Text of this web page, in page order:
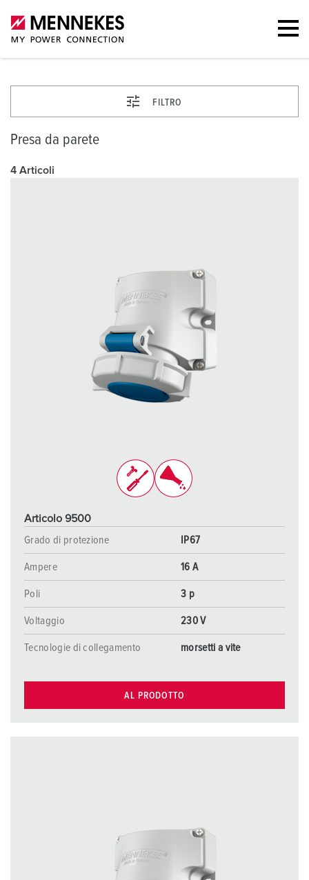
FILTRO
Presa da parete
4 Articoli
Articolo 9500
Grado di protezione
IP67
Ampere 16 A
Poli 3 p
Voltaggio 230 V
Tecnologie di collegamento morsetti a vite
AL PRODOTTO